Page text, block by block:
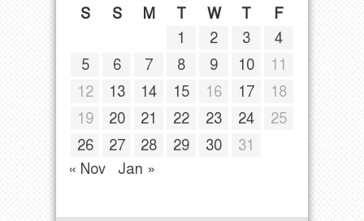
S
S M T W T
F
1
2 3
4
5
6 7 8 9 10
11
12
13 14 15 16 17
18
19
20 21 22 23 24
25
26
27 28 29 30
31
« Nov
Jan »